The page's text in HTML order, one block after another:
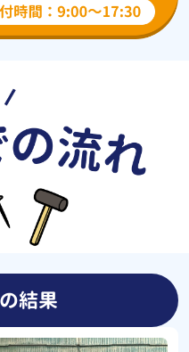
結果